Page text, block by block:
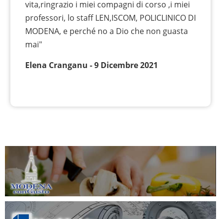
vita,ringrazio i miei compagni di corso ,i miei
professori, lo staff LEN,ISCOM, POLICLINICO DI
MODENA, e perché no a Dio che non guasta
mai"
Elena Cranganu - 9 Dicembre 2021